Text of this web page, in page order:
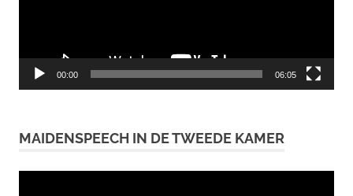
00:00 06:05
MAIDENSPEECH IN DE TWEEDE KAMER